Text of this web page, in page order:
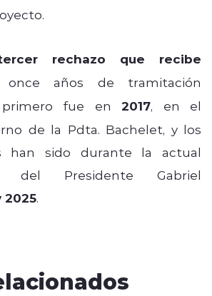
rechazo que recibe
años de tramitación
primero fue en2017, en el
de la Pdta. Bachelet, y los
han sido durante la actual
del Presidente Gabriel
2025.